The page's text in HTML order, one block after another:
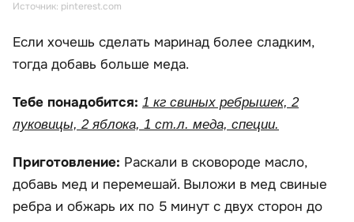
Источник: pinterest.com
Если хочешь сделать маринад более сладким,
тогда добавь больше меда.
Тебе понадобится: 1 кг свиных ребрышек, 2
луковицы, 2 яблока, 1 ст.л. меда, специи.
Приготовление: Раскали в сковороде масло,
добавь мед и перемешай. Выложи в мед свиные
ребра и обжарь их по 5 минут с двух сторон до